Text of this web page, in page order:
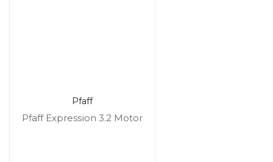
Pfaff
Pfaff Expression 3.2 Motor